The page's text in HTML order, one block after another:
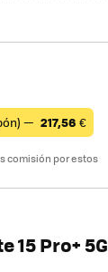
— 217,56 €
comisión por estos
15 Pro+ 5G